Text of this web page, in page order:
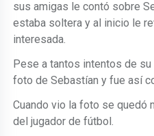
sus amigas le contó sobre
estaba soltera y al inicio le
interesada.
Pese a tantos intentos de su
foto de Sebastían y fue así
Cuando vio la foto se quedó
del jugador de fútbol.